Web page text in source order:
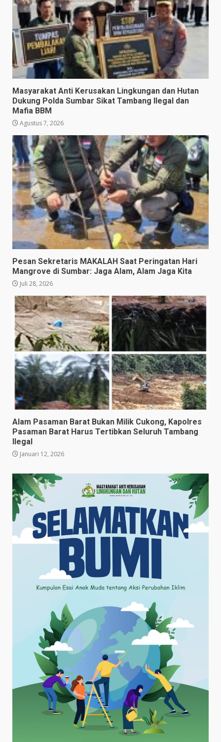
Masyarakat Anti Kerusakan Lingkungan dan Hutan
Dukung Polda Sumbar Sikat Tambang Ilegal dan
Mafia BBM
Agustus 7, 2026
Pesan Sekretaris MAKALAH Saat Peringatan Hari
Mangrove di Sumbar: Jaga Alam, Alam Jaga Kita
Juli 28, 2026
Alam Pasaman Barat Bukan Milik Cukong, Kapolres
Pasaman Barat Harus Tertibkan Seluruh Tambang
Ilegal
Januari 12, 2026